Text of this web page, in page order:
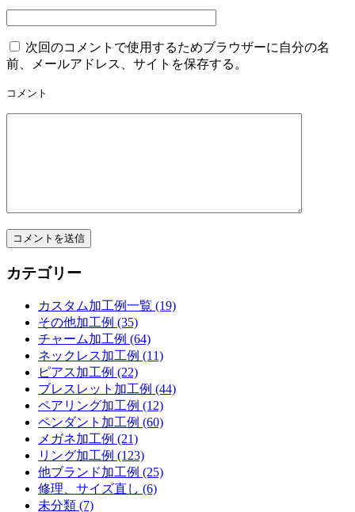
次回のコメントで使用するためブラウザーに自分の名
前、メールアドレス、サイトを保存する。
コメント
カテゴリー
カスタム加工例一覧 (19)
その他加工例 (35)
チャーム加工例 (64)
ネックレス加工例 (11)
ピアス加工例 (22)
ブレスレット加工例 (44)
ペアリング加工例 (12)
ペンダント加工例 (60)
メガネ加工例 (21)
リング加工例 (123)
他ブランド加工例 (25)
修理、サイズ直し (6)
未分類 (7)